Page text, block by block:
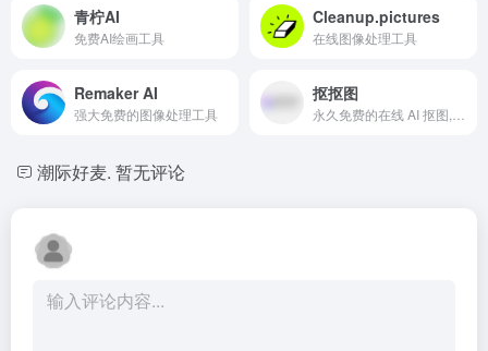
青柠AI
免费AI绘画工具
Cleanup.pictures
在线图像处理工具
Remaker AI
强大免费的图像处理工具
抠抠图
潮际好麦. 暂无评论